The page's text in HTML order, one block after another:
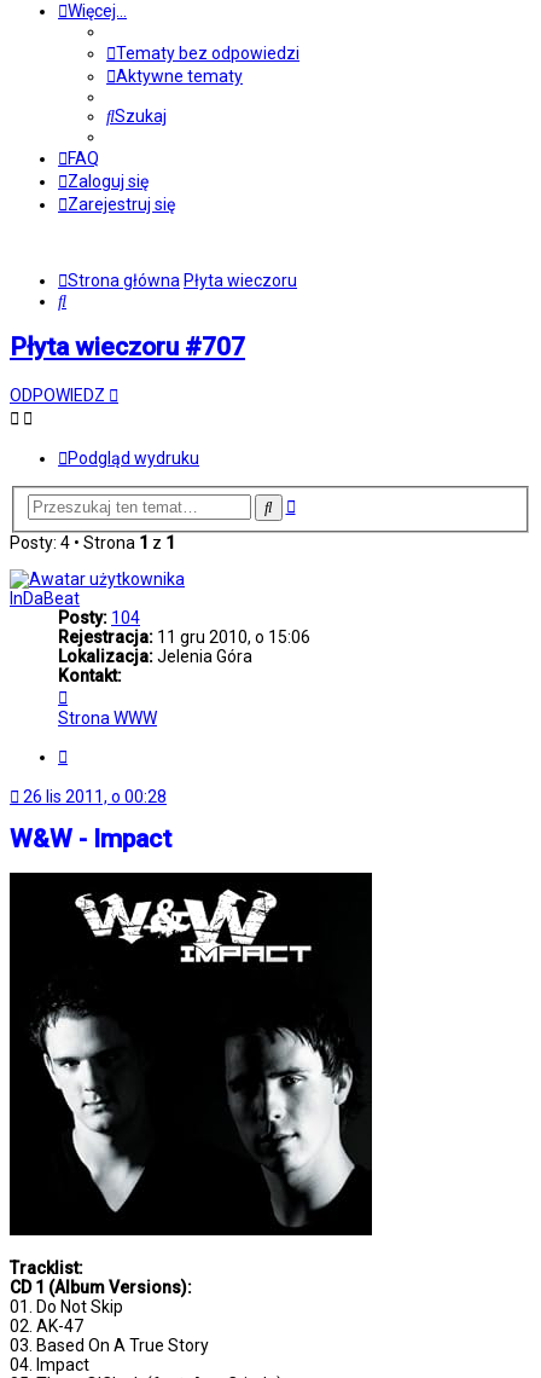
Więcej…
Tematy bez odpowiedzi
Aktywne tematy
Szukaj
FAQ
Zaloguj się
Zarejestruj się
Strona główna Płyta wieczoru
Szukaj
Płyta wieczoru #707
ODPOWIEDZ
Podgląd wydruku
SzukajWyszukiwanie
Posty: 4 • Strona 1 z 1
InDaBeat
Posty: 104
Rejestracja: 11 gru 2010, o 15:06
Lokalizacja:Jelenia Góra
Kontakt:
się
z
Strona WWW
26 lis 2011, o 00:28
W&W - Impact
Tracklist:
CD 1 (Album Versions):
01. Do Not Skip
02. AK-47
03. Based On A True Story
04. Impact